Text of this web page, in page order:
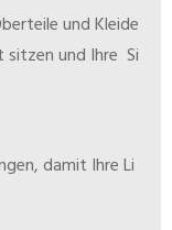
berteileundKleide
sitzenund Ihre Si
gen,damit IhreLi